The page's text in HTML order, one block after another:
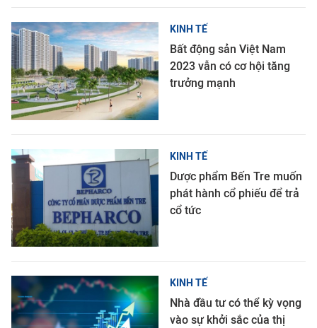
KINH TẾ
Bất động sản Việt Nam
2023 vẫn có cơ hội tăng
trưởng mạnh
KINH TẾ
Dược phẩm Bến Tre muốn
phát hành cổ phiếu để trả
cổ tức
KINH TẾ
Nhà đầu tư có thể kỳ vọng
vào sự khởi sắc của thị